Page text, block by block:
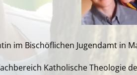
im Bischöflichen Jugendamt in
Katholische Theologie